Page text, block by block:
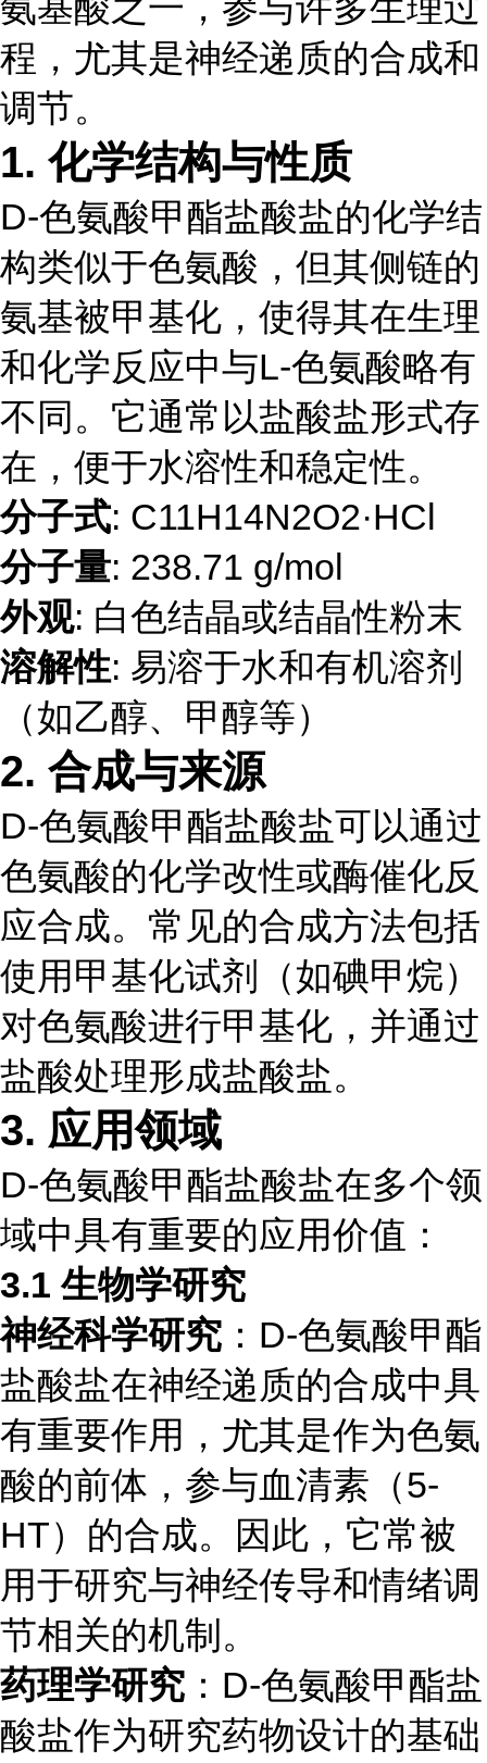
程，尤其是神经递质的合成和
调节。
1. 化学结构与性质
D-色氨酸甲酯盐酸盐的化学结
构类似于色氨酸，但其侧链的
氨基被甲基化，使得其在生理
和化学反应中与L-色氨酸略有
不同。它通常以盐酸盐形式存
在，便于水溶性和稳定性。
分子式: C11H14N2O2·HCl
分子量: 238.71 g/mol
外观: 白色结晶或结晶性粉末
溶解性: 易溶于水和有机溶剂
（如乙醇、甲醇等）
2. 合成与来源
D-色氨酸甲酯盐酸盐可以通过
色氨酸的化学改性或酶催化反
应合成。常见的合成方法包括
使用甲基化试剂（如碘甲烷）
对色氨酸进行甲基化，并通过
盐酸处理形成盐酸盐。
3. 应用领域
D-色氨酸甲酯盐酸盐在多个领
域中具有重要的应用价值：
3.1 生物学研究
神经科学研究 ：D-色氨酸甲酯
盐酸盐在神经递质的合成中具
有重要作用，尤其是作为色氨
酸的前体，参与血清素（5-
HT）的合成。因此，它常被
用于研究与神经传导和情绪调
节相关的机制。
药理学研究 ：D-色氨酸甲酯盐
酸盐作为研究药物设计的基础